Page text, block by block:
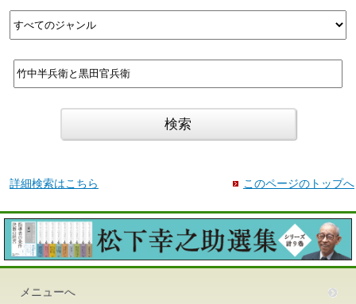
詳細検索はこちら このページのトップへ
メニューへ